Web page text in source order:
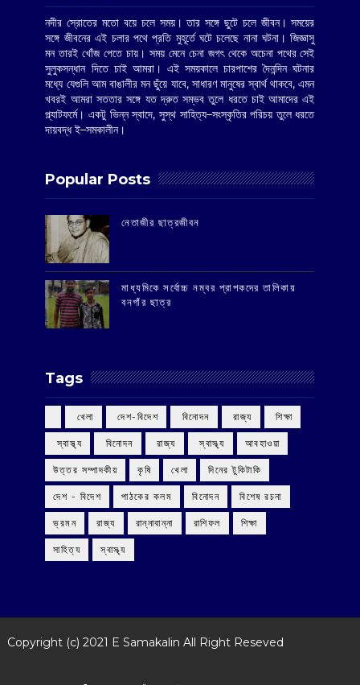
নদীর স্রোতের মতো বয়ে চলে সময়। তার সঙ্গে ছুটে চলে জীবন। সময়ের
সঙ্গে জীবনের এই চলার পথে প্রতি মুহূর্তে ঘটে চলেছে নানা ঘটনা। জিজ্ঞাসু
মন তারই খোঁজ পেতে চায়। সময় মেনে চেনা জগৎ থেকে অচেনা পথের সেই
সুলুকসন্ধান দিতে চাই আমরা। এই সময়কালে চারপাশের দৈনন্দিন ঘটনার
মধ্যে যেগুলি আম বাঙালীর মন ছুঁয়ে যাবে, সাধারণ মানুষের স্বার্থ থাকবে, এমন
খবরই আমরা সততার সঙ্গে যত দ্রুত সম্ভব তুলে ধরতে চাই আমাদের এই
প্ল্যাটফর্মে। একটু ভিন্ন স্বাদে, সুস্থ সাহিত্য–সংস্কৃতির পরিচয় তুলে ধরতে
দায়বদ্ধ ই–সমকালীন।
Popular Posts
‌নেতাজীর ছাত্রজীবন
মাধ্যমিকে সর্বোচ্চ নম্বর প্রাপকদের তালিকায়
বনগাঁর ছাত্র
Tags
‌ খেলা ‌ দেশ-বিদেশ ‌ বিনোদন ‌ রাজ্য ‌ শিক্ষা
‌ স্বাস্থ্য ‌ বিনোদন ‌ রাজ্য ‌ স্বাস্থ্য আবহাওয়া
উত্তর সম্পাদকীয় কৃষি খেলা দিনের টুকিটাকি
দেশ - বিদেশ পাঠকের কলম বিনোদন বিশেষ রচনা
ভ্রমন রাজ্য রান্নাবান্না রাশিফল শিক্ষা
সাহিত্য স্বাস্থ্য
Copyright (c) 2021 E Samakalin All Right Reseved